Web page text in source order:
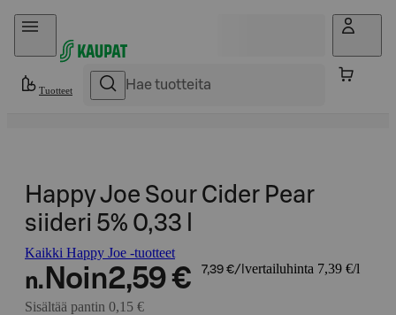
Hyppää sisältöön
Tuotteet
Happy Joe Sour Cider Pear
siideri 5% 0,33 l
Kaikki Happy Joe -tuotteet
n. Noin2,59 € 7,39 €/l vertailuhinta 7,39 €/l
Sisältää pantin 0,15 €